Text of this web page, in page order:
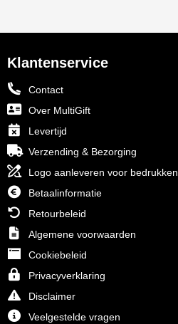
Klantenservice
Contact
Over MultiGift
Levertijd
Verzending & Bezorging
Logo aanleveren voor bedrukken
Betaalinformatie
Retourbeleid
Algemene voorwaarden
Cookiebeleid
Privacyverklaring
Disclaimer
Veelgestelde vragen